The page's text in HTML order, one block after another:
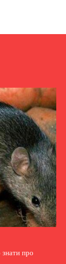
про